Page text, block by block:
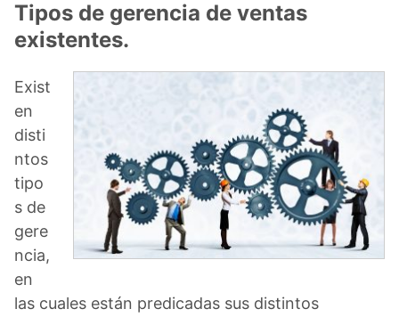
Tipos de gerencia de ventas
existentes.
Exist
en
disti
ntos
tipo
s de
gere
ncia,
en
las cuales están predicadas sus distintos